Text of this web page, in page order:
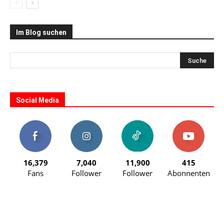
Im Blog suchen
Social Media
16,379
Fans
7,040
Follower
11,900
Follower
415
Abonnenten